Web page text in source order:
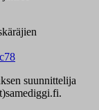
suunnittelija